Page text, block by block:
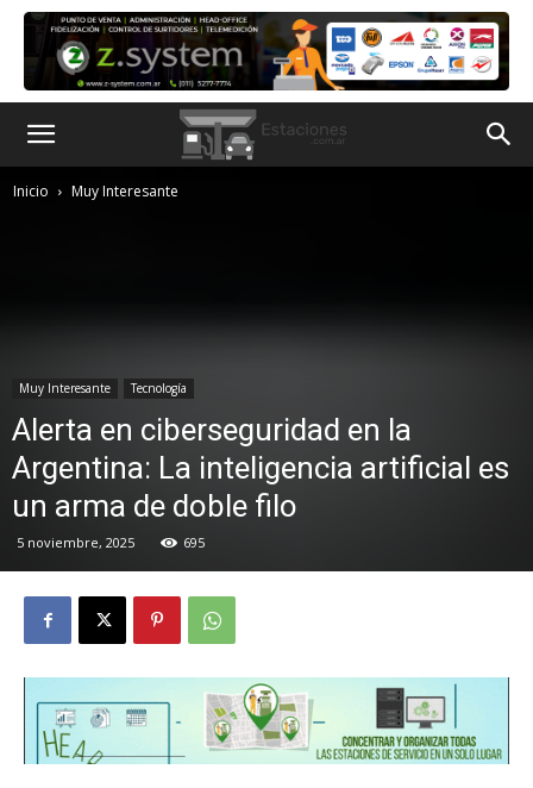
Inicio Muy Interesante
Muy Interesante Tecnología
Alerta en ciberseguridad en la
Argentina: La inteligencia artificial es
un arma de doble filo
5 noviembre, 2025 695